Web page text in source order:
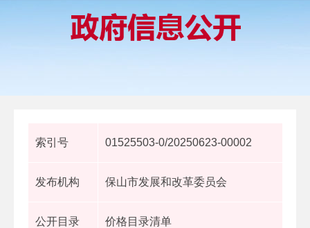
索引号 01525503-0/20250623-00002
发布机构 保山市发展和改革委员会
公开目录 价格目录清单